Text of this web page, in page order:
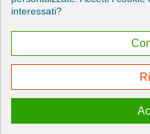
Informazioni
interessati?